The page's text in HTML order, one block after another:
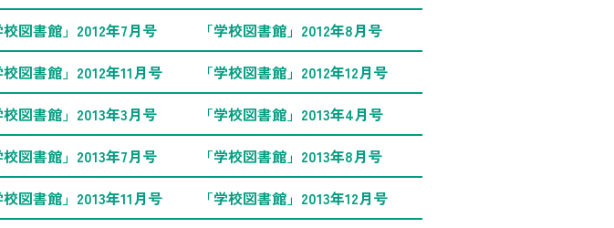
校図書館」2012年7月号
「学校図書館」2012年8月号
校図書館」2012年11月号
「学校図書館」2012年12月号
校図書館」2013年3月号
「学校図書館」2013年4月号
校図書館」2013年7月号
「学校図書館」2013年8月号
校図書館」2013年11月号
「学校図書館」2013年12月号